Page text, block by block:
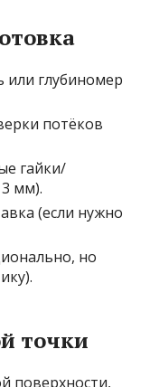
глубиномер
потёков
гайки/
мм).
(если нужно
но
точки
поверхности,